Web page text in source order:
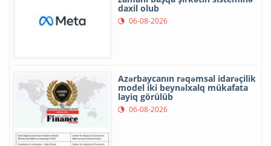
daxil olub
06-08-2026
Azərbaycanın rəqəmsal idarəçilik
model iki beynəlxalq mükafata
layiq görülüb
06-08-2026